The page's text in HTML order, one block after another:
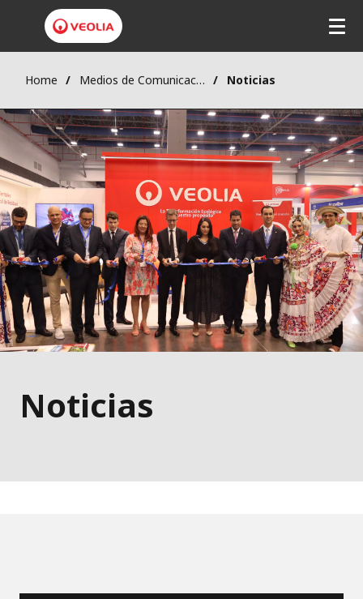
Home Medios de Comunicación Noticias
Noticias